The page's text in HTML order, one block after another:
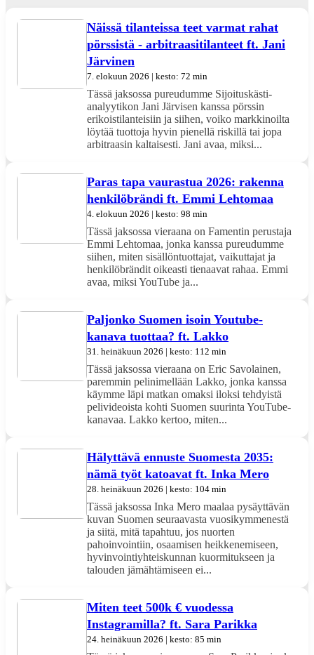
Näissä tilanteissa teet varmat rahat
pörssistä - arbitraasitilanteet ft. Jani
Järvinen
7. elokuun 2026 | kesto: 72 min
Tässä jaksossa pureudumme Sijoituskästi-
analyytikon Jani Järvisen kanssa pörssin
erikoistilanteisiin ja siihen, voiko markkinoilta
löytää tuottoja hyvin pienellä riskillä tai jopa
arbitraasin kaltaisesti. Jani avaa, miksi...
Paras tapa vaurastua 2026: rakenna
henkilöbrändi ft. Emmi Lehtomaa
4. elokuun 2026 | kesto: 98 min
Tässä jaksossa vieraana on Famentin perustaja
Emmi Lehtomaa, jonka kanssa pureudumme
siihen, miten sisällöntuottajat, vaikuttajat ja
henkilöbrändit oikeasti tienaavat rahaa. Emmi
avaa, miksi YouTube ja...
Paljonko Suomen isoin Youtube-
kanava tuottaa? ft. Lakko
31. heinäkuun 2026 | kesto: 112 min
Tässä jaksossa vieraana on Eric Savolainen,
paremmin pelinimellään Lakko, jonka kanssa
käymme läpi matkan omaksi iloksi tehdyistä
pelivideoista kohti Suomen suurinta YouTube-
kanavaa. Lakko kertoo, miten...
Hälyttävä ennuste Suomesta 2035:
nämä työt katoavat ft. Inka Mero
28. heinäkuun 2026 | kesto: 104 min
Tässä jaksossa Inka Mero maalaa pysäyttävän
kuvan Suomen seuraavasta vuosikymmenestä
ja siitä, mitä tapahtuu, jos nuorten
pahoinvointiin, osaamisen heikkenemiseen,
hyvinvointiyhteiskunnan kuormitukseen ja
talouden jämähtämiseen ei...
Miten teet 500k € vuodessa
Instagramilla? ft. Sara Parikka
24. heinäkuun 2026 | kesto: 85 min